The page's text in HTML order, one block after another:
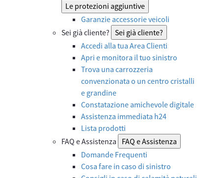
Le protezioni aggiuntive
Garanzie accessorie veicoli
Sei già cliente? Sei già cliente?
Accedi alla tua Area Clienti
Apri e monitora il tuo sinistro
Trova una carrozzeria
convenzionata o un centro cristalli
e grandine
Constatazione amichevole digitale
Assistenza immediata h24
Lista prodotti
FAQ e Assistenza
FAQ e Assistenza
Domande Frequenti
Cosa fare in caso di sinistro